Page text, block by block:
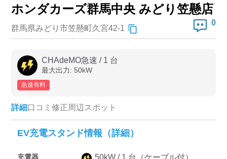
じ
る
地名・観光スポット・住所で検索
充電器の種類
急速充電器のみ表示
高速道路上のみ表示
認証システム
ホンダカーズ群馬中央 みどり笠懸店
群馬県みどり市笠懸町久宮42-1
0
CHAdeMO急速 / 1 台
最大出力: 50kW
急速有料
詳細口コミ 修正周辺スポット
EV充電スタンド情報（詳細）
充電器 50kW / 1 台 （ケーブル付）